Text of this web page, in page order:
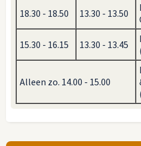
18.30 - 18.50 13.30 - 13.50
15.30 - 16.15 13.30 - 13.45
Alleen zo. 14.00 - 15.00